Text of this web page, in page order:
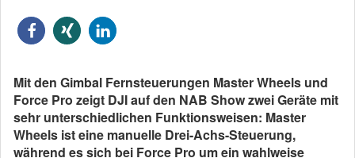
Mit den Gimbal Fernsteuerungen Master Wheels und
Force Pro zeigt DJI auf den NAB Show zwei Geräte mit
sehr unterschiedlichen Funktionsweisen: Master
Wheels ist eine manuelle Drei-Achs-Steuerung,
während es sich bei Force Pro um ein wahlweise